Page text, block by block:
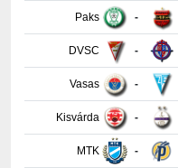
DVSC
Vasas
Kisvárda
MTK
Részletes tabella